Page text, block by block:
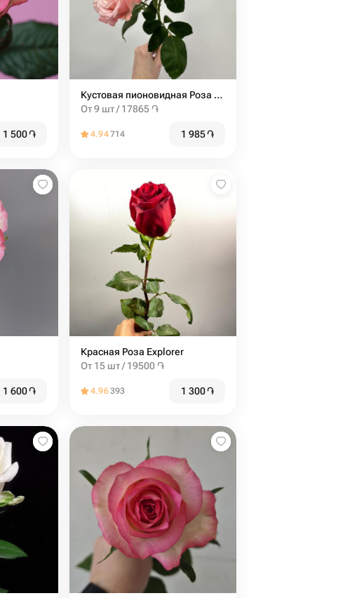
1 500֏
Кустовая пионовидная Роза мадам бомбастик от 9шт
От 9 шт / 17865 ֏
4.94714 1 985֏
1 600֏
Красная Роза Explorer
От 15 шт / 19500 ֏
4.96393 1 300֏